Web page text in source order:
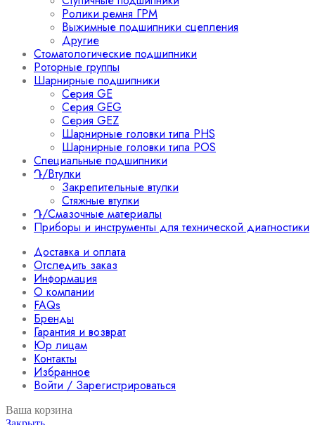
Ролики ремня ГРМ
Выжимные подшипники сцепления
Другие
Стоматологические подшипники
Роторные группы
Шарнирные подшипники
Серия GE
Серия GEG
Серия GEZ
Шарнирные головки типа PHS
Шарнирные головки типа POS
Специальные подшипники
Դ/Втулки
Закрепительные втулки
Стяжные втулки
Դ/Смазочные материалы
Приборы и инструменты для технической диагностики
Доставка и оплата
Отследить заказ
Информация
О компании
FAQs
Бренды
Гарантия и возврат
Юр лицам
Контакты
Избранное
Войти / Зарегистрироваться
Ваша корзина